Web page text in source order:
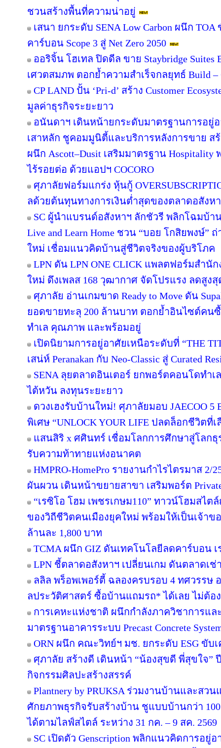
ชวนสร้างพื้นที่ความน่าอยู่
เสนา ยกระดับ SENA Low Carbon ผนึก TOA
คาร์บอน Scope 3 สู่ Net Zero 2050
ออริจิ้น โฮเทล ปิดดีล ขาย Staybridge Suites
เศวตสมภพ ตอกย้ำความสำเร็จกลยุทธ์ Build –
CP LAND ปั้น ‘Pri-d’ สร้าง Customer
มูลค่าธุรกิจระยะยาว
อนันดาฯ เดินหน้ายกระดับมาตรฐานการอยู่อ
เสาหลัก ชูคอมมูนิตี้และบริการหลังการขาย สร้
ผนึก Ascott–Dusit เสริมมาตรฐาน
ไร้รอยต่อ ด้วยแอปฯ COCORO
ศุภาลัยฟอร์มแกร่ง หุ้นกู้
ลด้วยต้นทุนทางการเงินต่ำสุดของตลาดอสังห
SC ผู้นำแบรนด์อสังหาฯ ลักชัวรี พลิกโฉมบ้า
Live and Learn Home ชวน “บอย โกสิยพงษ์”
ใหม่ เชื่อมแนวคิดบ้านสู่ชีวิตจริงของผู้บริโภค
LPN ดัน LPN ONE CLICK แพลตฟอร์มสำนั
ใหม่ ดึงเพลส 168 วุฒากาศ จัดโปรแรง ลดสูงสุ
ศุภาลัย อ่านเกมขาด Ready to Move ดัน
ยอดขายทะลุ 200 ล้านบาท ตอกย้ำอินไซต์คน
ทำเล คุณภาพ และพร้อมอยู่
เปิดนิยามการอยู่อาศัยเหนือระดับที่ “THE
เสน่ห์ Peranakan กับ Neo-Classic สู่ Curated
SENA ลุยตลาดอินเตอร์ ยกพอร์ตคอนโดทำเ
ไต้หวัน ลงทุนระยะยาว
ดวงเฮงรับบ้านใหม่! ศุภาลัยมอบ JAECOO
พิเศษ “UNLOCK YOUR LIFE ปลดล็อกชีวิตที่เ
แสนสิริ x ศศินทร์ เชื่อมโลกการศึกษาสู่โลกธุ
รับความท้าทายแห่งอนาคต
HMPRO-HomePro รายงานกำไรไตรมาส 2/
ผันผวน เดินหน้าขยายสาขา เสริมพอร์ต
“เรซิโอ โฮม เพชรเกษม110” ทาวน์โฮมสไ
ของวิถีชีวิตคนเมืองยุคใหม่ พร้อมให้เป็นเจ้าข
ล้านละ 1,800 บาท
TCMA ผนึก GIZ ดันเทคโนโลยีลดคาร์บอน เ
LPN ชี้ตลาดอสังหาฯ เปลี่ยนเกม ดันตลาดเ
ลลิล พร็อพเพอร์ตี้ ฉลองครบรอบ 4 ทศวรรษ
ลประวัติศาสตร์ ซื้อบ้านแถมรถ* ได้เลย ไม่ต้อ
การเคหะแห่งชาติ ผนึกกำลังภาควิชาการแ
มาตรฐานอาคารระบบ Precast Concrete
ORN ผนึก คณะวิทย์ฯ มช. ยกระดับ ESG ขับ
ศุภาลัย สร้างดี เดินหน้า “น้องสุขดี พี่สุขใจ”
กิจกรรมศิลปะสร้างสรรค์
Plantnery by PRUKSA ร่วมงานบ้านและสวน
ศักยภาพธุรกิจรับสร้างบ้าน ชูแบบบ้านกว่า
ได้ตามไลฟ์สไตล์ ระหว่าง 31 กค. – 9 สค. 2569
SC เปิดตัว Genscription พลิกแนวคิดการอ